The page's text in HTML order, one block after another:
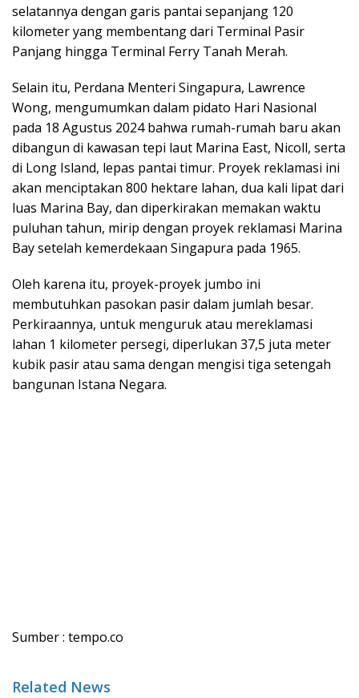
selatannya dengan garis pantai sepanjang 120
kilometer yang membentang dari Terminal Pasir
Panjang hingga Terminal Ferry Tanah Merah.
Selain itu, Perdana Menteri Singapura, Lawrence
Wong, mengumumkan dalam pidato Hari Nasional
pada 18 Agustus 2024 bahwa rumah-rumah baru akan
dibangun di kawasan tepi laut Marina East, Nicoll, serta
di Long Island, lepas pantai timur. Proyek reklamasi ini
akan menciptakan 800 hektare lahan, dua kali lipat dari
luas Marina Bay, dan diperkirakan memakan waktu
puluhan tahun, mirip dengan proyek reklamasi Marina
Bay setelah kemerdekaan Singapura pada 1965.
Oleh karena itu, proyek-proyek jumbo ini
membutuhkan pasokan pasir dalam jumlah besar.
Perkiraannya, untuk menguruk atau mereklamasi
lahan 1 kilometer persegi, diperlukan 37,5 juta meter
kubik pasir atau sama dengan mengisi tiga setengah
bangunan Istana Negara.
Sumber : tempo.co
Related News